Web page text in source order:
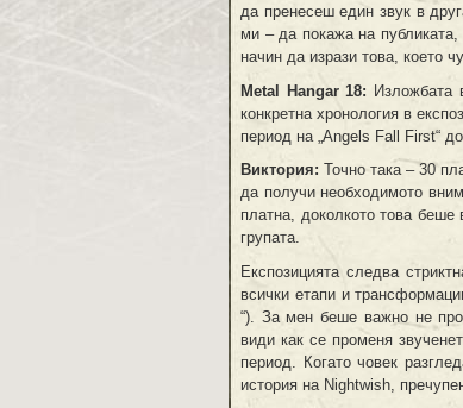
да пренесеш един звук в
ми – да покажа на
начин да изрази това, което
Metal Hangar 18: Изложбата
конкретна хронология в
период на „Angels Fall First“
Виктория: Точно така – 30
да получи необходимото
платна, доколкото това
групата.
Експозицията следва
всички етапи и
“). За мен беше важно не
види как се променя
период. Когато човек
история на Nightwish,